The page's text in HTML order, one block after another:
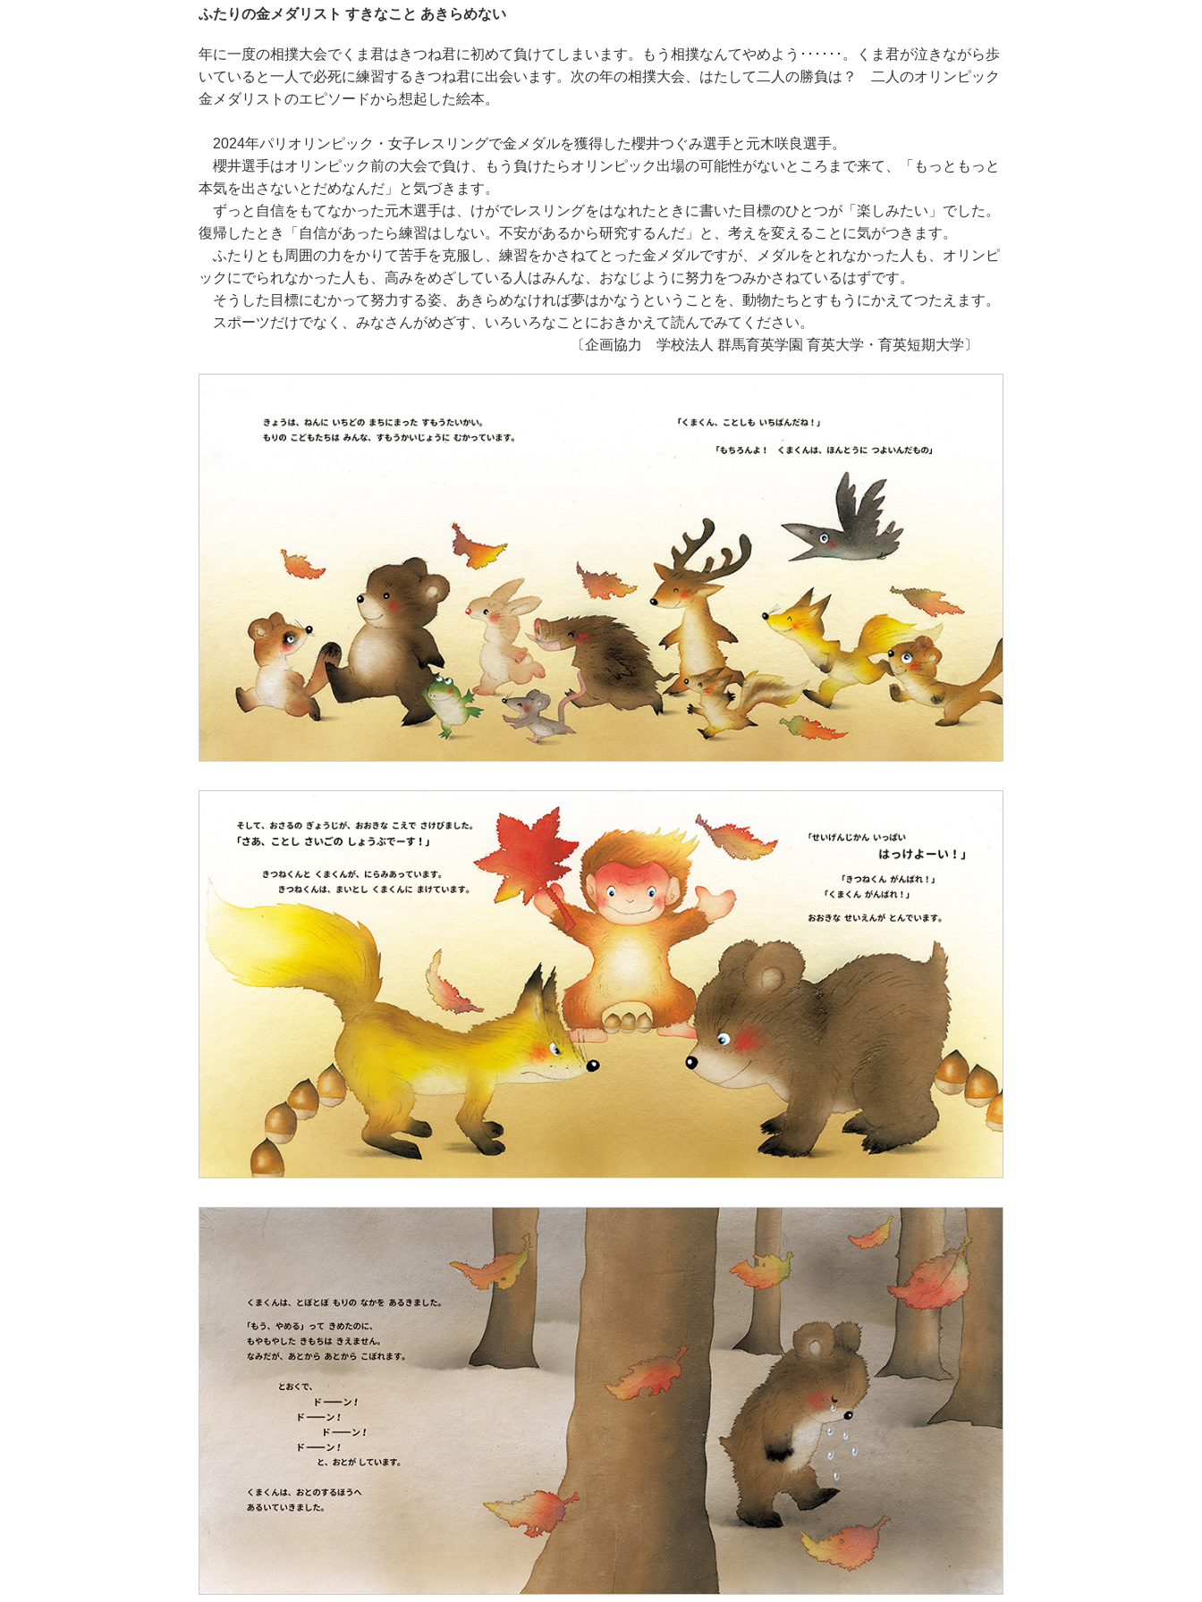
ふたりの金メダリスト すきなこと あきらめない
年に一度の相撲大会でくま君はきつね君に初めて負けてしまいます。もう相撲なんてやめよう･･････。くま君が泣きながら歩
いていると一人で必死に練習するきつね君に出会います。次の年の相撲大会、はたして二人の勝負は？ 二人のオリンピック
金メダリストのエピソードから想起した絵本。
2024年パリオリンピック・女子レスリングで金メダルを獲得した櫻井つぐみ選手と元木咲良選手。
櫻井選手はオリンピック前の大会で負け、もう負けたらオリンピック出場の可能性がないところまで来て、「もっともっと
本気を出さないとだめなんだ」と気づきます。
ずっと自信をもてなかった元木選手は、けがでレスリングをはなれたときに書いた目標のひとつが「楽しみたい」でした。
復帰したとき「自信があったら練習はしない。不安があるから研究するんだ」と、考えを変えることに気がつきます。
ふたりとも周囲の力をかりて苦手を克服し、練習をかさねてとった金メダルですが、メダルをとれなかった人も、オリンピ
ックにでられなかった人も、高みをめざしている人はみんな、おなじように努力をつみかさねているはずです。
そうした目標にむかって努力する姿、あきらめなければ夢はかなうということを、動物たちとすもうにかえてつたえます。
スポーツだけでなく、みなさんがめざす、いろいろなことにおきかえて読んでみてください。
〔企画協力 学校法人 群馬育英学園 育英大学・育英短期大学〕